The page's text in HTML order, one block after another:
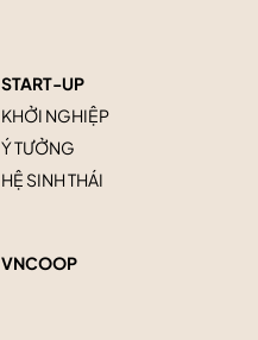
START-UP
KHỞI NGHIỆP
Ý TƯỞNG
HỆ SINH THÁI
VNCOOP